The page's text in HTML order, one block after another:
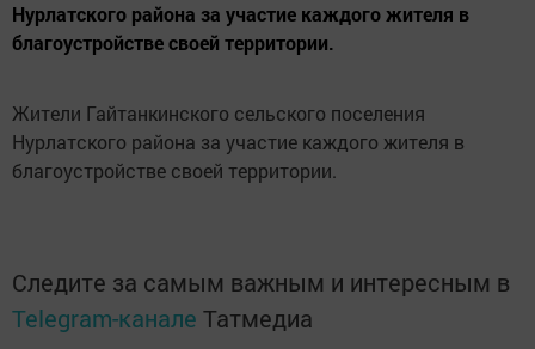
Нурлатского района за участие каждого жителя в
благоустройстве своей территории.
Жители Гайтанкинского сельского поселения
Нурлатского района за участие каждого жителя в
благоустройстве своей территории.
Следите за самым важным и интересным в
Telegram-канале Татмедиа